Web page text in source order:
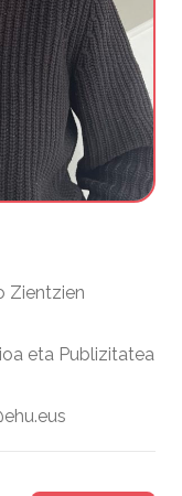
Zientzien
eta Publizitatea